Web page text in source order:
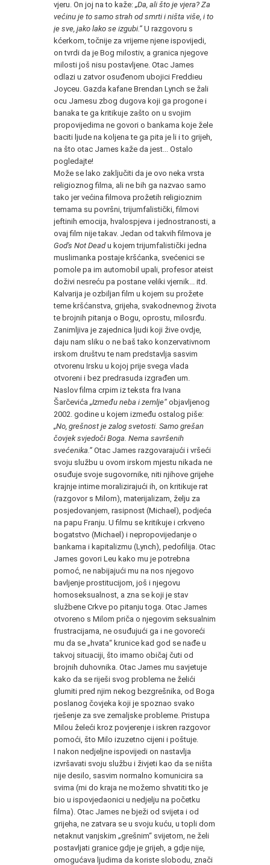
vjeru. On joj na to kaže: „Da, ali što je vjera? Za
većinu je to samo strah od smrti i ništa više, i to
je sve, jako lako se izgubi.“ U razgovoru s
kćerkom, točnije za vrijeme njene ispovijedi,
on tvrdi da je Bog milostiv, a granica njegove
milosti još nisu postavljene. Otac James
odlazi u zatvor osuđenom ubojici Freddieu
Joyceu. Gazda kafane Brendan Lynch se žali
ocu Jamesu zbog dugova koji ga progone i
banaka te ga kritikuje zašto on u svojim
propovijedima ne govori o bankama koje žele
baciti ljude na koljena te ga pita je li i to grijeh,
na što otac James kaže da jest... Ostalo
pogledajte!
Može se lako zaključiti da je ovo neka vrsta
religioznog filma, ali ne bih ga nazvao samo
tako jer većina filmova prožetih religioznim
temama su površni, trijumfalistički, filmovi
jeftinih emocija, hvalospjeva i jednostranosti, a
ovaj film nije takav. Jedan od takvih filmova je
God's Not Deadu kojem trijumfalistički jedna
muslimanka postaje kršćanka, svećenici se
pomole pa im automobil upali, profesor ateist
doživi nesreću pa postane veliki vjernik... itd.
Kalvarija je ozbiljan film u kojem su prožete
teme kršćanstva, grijeha, svakodnevnog života
te brojnih pitanja o Bogu, oprostu, milosrđu.
Zanimljiva je zajednica ljudi koji žive ovdje,
daju nam sliku o ne baš tako konzervativnom
irskom društvu te nam predstavlja sasvim
otvorenu Irsku u kojoj prije svega vlada
otvoreni i bez predrasuda izgrađen um.
Naslov filma crpim iz teksta fra Ivana
Šarčevića „Između neba i zemlje“ objavljenog
2002. godine u kojem između ostalog piše:
„No, grešnost je zalog svetosti. Samo grešan
čovjek svjedoči Boga. Nema savršenih
svećenika.“ Otac James razgovarajući i vršeći
svoju službu u ovom irskom mjestu nikada ne
osuđuje svoje sugovornike, niti njihove grijehe
krajnje intime moralizirajući ih, on kritikuje rat
(razgovor s Milom), materijalizam, želju za
posjedovanjem, rasipnost (Michael), podjeća
na papu Franju. U filmu se kritikuje i crkveno
bogatstvo (Michael) i nepropovijedanje o
bankama i kapitalizmu (Lynch), pedofilija. Otac
James govori Leu kako mu je potrebna
pomoć, ne nabijajući mu na nos njegovo
bavljenje prostitucijom, još i njegovu
homoseksualnost, a zna se koji je stav
službene Crkve po pitanju toga. Otac James
otvoreno s Milom priča o njegovim seksualnim
frustracijama, ne osuđujući ga i ne govoreći
mu da se „hvata“ krunice kad god se nađe u
takvoj situaciji, što imamo običaj čuti od
brojnih duhovnika. Otac James mu savjetuje
kako da se riješi svog problema ne želići
glumiti pred njim nekog bezgrešnika, od Boga
poslanog čovjeka koji je spoznao svako
rješenje za sve zemaljske probleme. Pristupa
Milou želeći kroz povjerenje i iskren razgovor
pomoći, što Milo izuzetno cijeni i poštuje.
I nakon nedjeljne ispovijedi on nastavlja
izvršavati svoju službu i živjeti kao da se ništa
nije desilo, sasvim normalno komunicira sa
svima (mi do kraja ne možemo shvatiti tko je
bio u ispovjedaonici u nedjelju na početku
filma). Otac James ne bježi od svijeta i od
grijeha, ne zatvara se u svoju kuću, u topli dom
netaknut vanjskim „grešnim“ svijetom, ne želi
postavljati granice gdje je grijeh, a gdje nije,
omogućava ljudima da koriste slobodu, znači